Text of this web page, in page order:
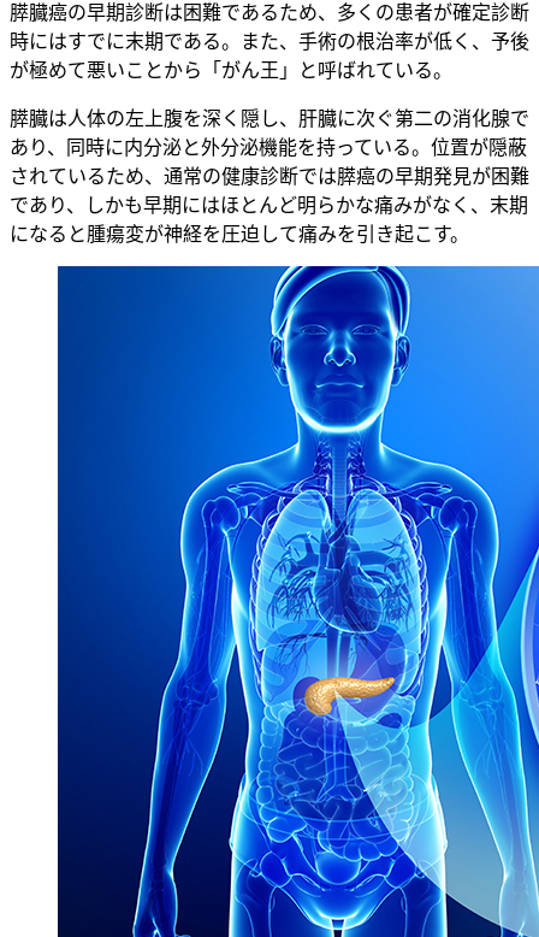
膵臓癌の早期診断は困難であるため、多くの患者が確定診断
時にはすでに末期である。また、手術の根治率が低く、予後
が極めて悪いことから「がん王」と呼ばれている。
膵臓は人体の左上腹を深く隠し、肝臓に次ぐ第二の消化腺で
あり、同時に内分泌と外分泌機能を持っている。位置が隠蔽
されているため、通常の健康診断では膵癌の早期発見が困難
であり、しかも早期にはほとんど明らかな痛みがなく、末期
になると腫瘍変が神経を圧迫して痛みを引き起こす。